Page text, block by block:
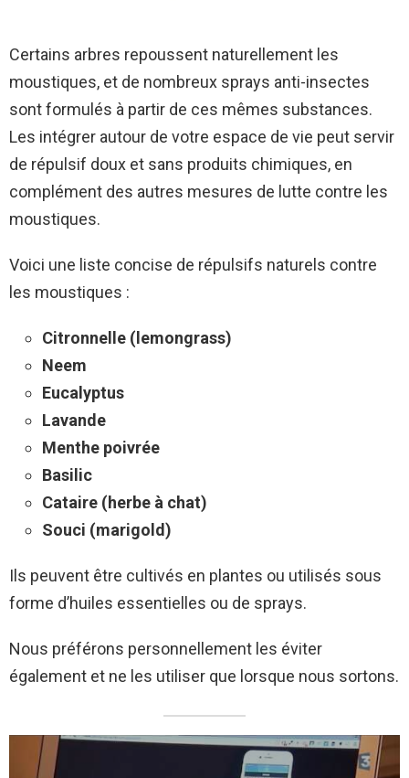
Certains arbres repoussent naturellement les
moustiques, et de nombreux sprays anti-insectes
sont formulés à partir de ces mêmes substances.
Les intégrer autour de votre espace de vie peut servir
de répulsif doux et sans produits chimiques, en
complément des autres mesures de lutte contre les
moustiques.
Voici une liste concise de répulsifs naturels contre
les moustiques :
Citronnelle (lemongrass)
Neem
Eucalyptus
Lavande
Menthe poivrée
Basilic
Cataire (herbe à chat)
Souci (marigold)
Ils peuvent être cultivés en plantes ou utilisés sous
forme d’huiles essentielles ou de sprays.
Nous préférons personnellement les éviter
également et ne les utiliser que lorsque nous sortons.